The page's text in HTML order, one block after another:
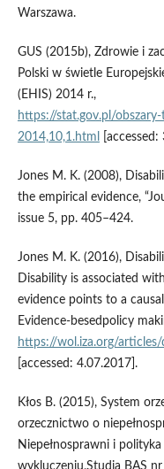
Warszawa.
GUS (2015b), Zdrowie i
Polski w świetle
(EHIS) 2014 r.,
https://stat.gov.pl/
2014,10,1.html
Jones M. K. (2008),
the empirical evidence,
issue 5, pp. 405–424.
Jones M. K. (2016),
Disability is associated
evidence points to a
Evidence‑besedpolicy
https://wol.iza.org/articles/
[accessed: 4.07.2017].
Kłos B. (2015), System
orzecznictwo o
Niepełnosprawni i polityka